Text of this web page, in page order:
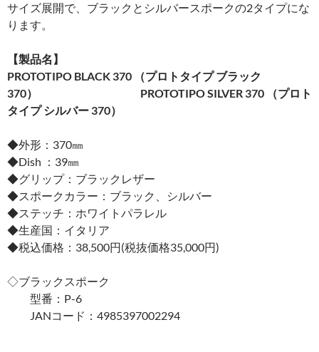
サイズ展開で、ブラックとシルバースポークの2タイプにな
ります。
【製品名】
PROTOTIPO BLACK 370 （プロトタイプ ブラック
370）
PROTOTIPO SILVER 370 （プロト
タイプ シルバー 370）
◆外形：370㎜
◆Dish ：39㎜
◆グリップ：ブラックレザー
◆スポークカラー：ブラック、シルバー
◆ステッチ：ホワイトパラレル
◆生産国：イタリア
◆税込価格：38,500円(税抜価格35,000円)
◇ブラックスポーク
型番：P-6
JANコード：4985397002294